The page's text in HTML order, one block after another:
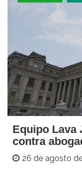
Equipo Lava
contra
26 de agosto